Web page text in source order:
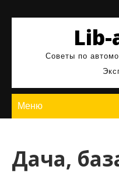
Советы по
Меню
Дача,